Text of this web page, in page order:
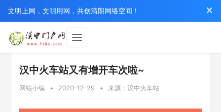
文明上网，文明用网，共创清朗网络空间！
汉中火车站又有增开车次啦~
网站小编 • 2020-12-29 • 来源：汉中火车站